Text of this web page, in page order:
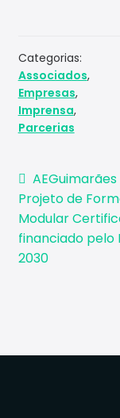
Categorias:
Associados,
Empresas,
Imprensa,
Parcerias
de
artigos
Artigo
anterior:
Projeto de
Modular
financiado pelo
2030